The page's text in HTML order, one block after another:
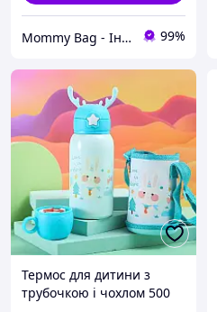
Mommy Bag - Інтернет-магазин наборів у пологовий 99%
Термос для дитини з
трубочкою і чохлом 500